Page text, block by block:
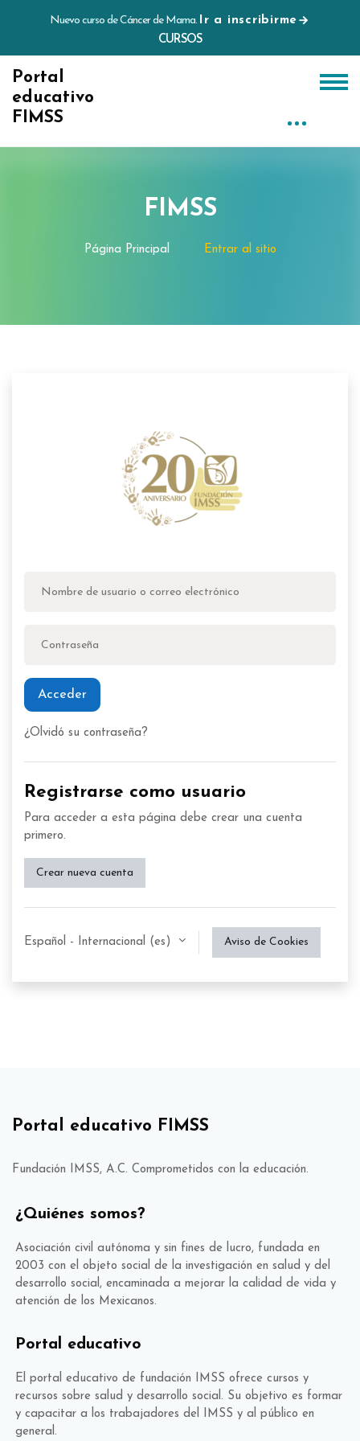
Nuevo curso de Cáncer de Mama. Ir a inscribirme
CURSOS
Portal
educativo
FIMSS
FIMSS
Página Principal Entrar al sitio
Acceder
¿Olvidó su contraseña?
Registrarse como usuario
Para acceder a esta página debe crear una cuenta
primero.
Crear nueva cuenta
Español - Internacional ‎(es)‎ Aviso de Cookies
Portal educativo FIMSS
Fundación IMSS, A.C. Comprometidos con la educación.
¿Quiénes somos?
Asociación civil autónoma y sin fines de lucro, fundada en
2003 con el objeto social de la investigación en salud y del
desarrollo social, encaminada a mejorar la calidad de vida y
atención de los Mexicanos.
Portal educativo
El portal educativo de fundación IMSS ofrece cursos y
recursos sobre salud y desarrollo social. Su objetivo es formar
y capacitar a los trabajadores del IMSS y al público en
general.